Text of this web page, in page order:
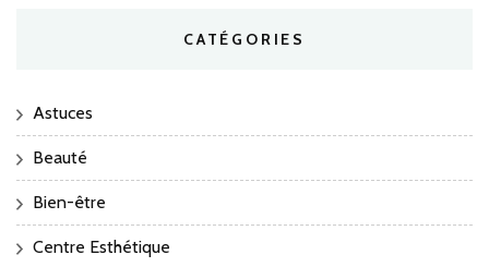
CATÉGORIES
Astuces
Beauté
Bien-être
Centre Esthétique